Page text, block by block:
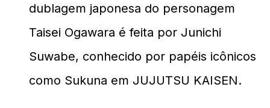
dublagem japonesa do personagem
Taisei Ogawara é feita por Junichi
Suwabe, conhecido por papéis icônicos
como Sukuna em JUJUTSU KAISEN.